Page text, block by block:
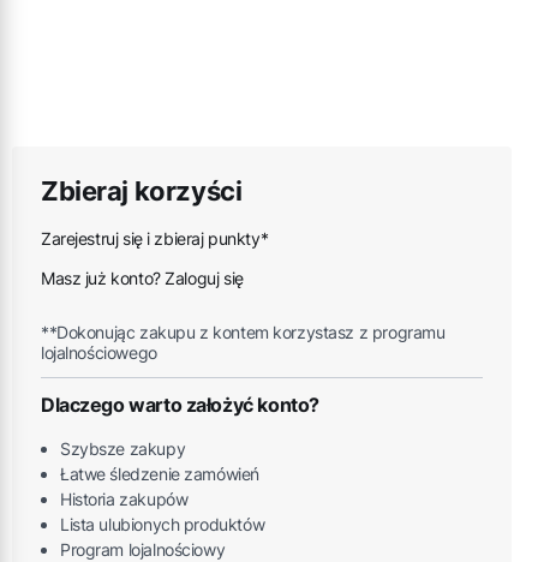
Zbieraj korzyści
Zarejestruj się i zbieraj punkty*
Masz już konto? Zaloguj się
**Dokonując zakupu z kontem korzystasz z programu
lojalnościowego
Dlaczego warto założyć konto?
Szybsze zakupy
Łatwe śledzenie zamówień
Historia zakupów
Lista ulubionych produktów
Program lojalnościowy